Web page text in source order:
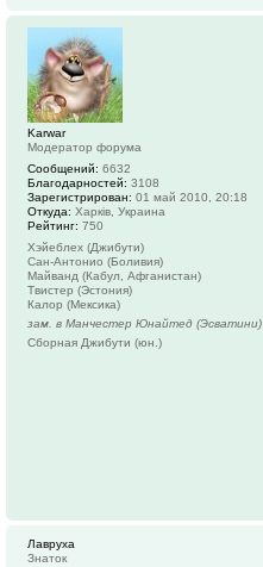
Karwar
Модератор форума
Сообщений: 6632
Благодарностей: 3108
Зарегистрирован: 01 май 2010, 20:18
Откуда: Харків, Украина
Рейтинг: 750
Хэйеблех (Джибути)
Сан-Антонио (Боливия)
Майванд (Кабул, Афганистан)
Твистер (Эстония)
Калор (Мексика)
зам. в Манчестер Юнайтед (Эсватини)
Сборная Джибути (юн.)
Лавруха
Знаток